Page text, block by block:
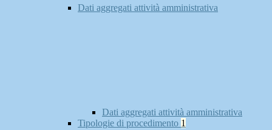
Dati aggregati attività amministrativa
Dati aggregati attività amministrativa
Tipologie di procedimento 1